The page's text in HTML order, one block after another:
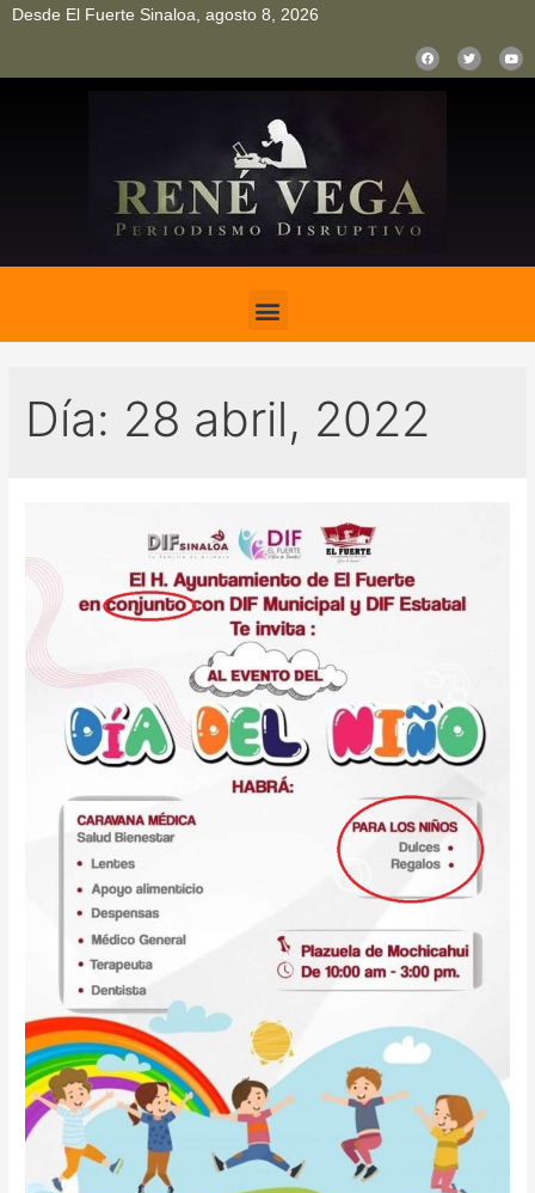
Desde El Fuerte Sinaloa, agosto 8, 2026
Día: 28 abril, 2022